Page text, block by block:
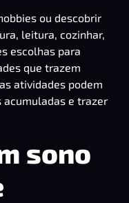
ou descobrir
leitura, cozinhar,
escolhas para
que trazem
atividades podem
e trazer
sono